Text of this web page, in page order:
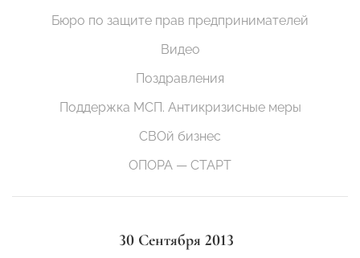
Бюро по защите прав предпринимателей
Видео
Поздравления
Поддержка МСП. Антикризисные меры
СВОй бизнес
ОПОРА — СТАРТ
30 Сентября 2013